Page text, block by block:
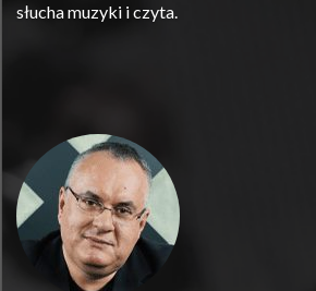
słucha muzyki i czyta.